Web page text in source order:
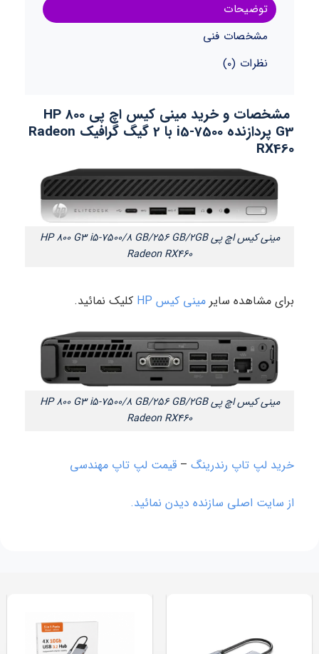
توضیحات
مشخصات فنی
نظرات (0)
مشخصات و خرید مینی کیس اچ پی HP 800
G3 پردازنده i5-7500 با 2 گیگ گرافیک Radeon
RX460
مینی کیس اچ پی HP 800 G3 i5-7500/8 GB/256 GB/2GB
Radeon RX460
برای مشاهده سایر مینی کیس HP کلیک نمائید.
مینی کیس اچ پی HP 800 G3 i5-7500/8 GB/256 GB/2GB
Radeon RX460
خرید لپ تاپ رندرینگ – قیمت لپ تاپ مهندسی
از سایت اصلی سازنده دیدن نمائید.